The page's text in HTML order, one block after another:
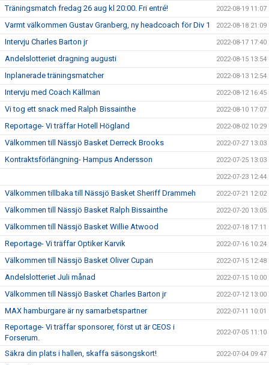
Träningsmatch fredag 26 aug kl 20:00. Fri entré! 2022-08-19 11:07
Varmt välkommen Gustav Granberg, ny headcoach för Div 1 2022-08-18 21:09
Intervju Charles Barton jr 2022-08-17 17:40
Andelslotteriet dragning augusti 2022-08-15 13:54
Inplanerade träningsmatcher 2022-08-13 12:54
Intervju med Coach Källman 2022-08-12 16:45
Vi tog ett snack med Ralph Bissainthe 2022-08-10 17:07
Reportage- Vi träffar Hotell Högland 2022-08-02 10:29
Välkommen till Nässjö Basket Derreck Brooks 2022-07-27 13:03
Kontraktsförlängning- Hampus Andersson 2022-07-25 13:03
2022-07-23 12:44
Välkommen tillbaka till Nässjö Basket Sheriff Drammeh 2022-07-21 12:02
Välkommen till Nässjö Basket Ralph Bissainthe 2022-07-20 13:05
Välkommen till Nässjö Basket Willie Atwood 2022-07-18 17:11
Reportage- Vi träffar Optiker Karvik 2022-07-16 10:24
Välkommen till Nässjö Basket Oliver Cupan 2022-07-15 12:48
Andelslotteriet Juli månad 2022-07-15 10:00
Välkommen till Nässjö Basket Charles Barton jr 2022-07-12 13:00
MAX hamburgare är ny samarbetspartner 2022-07-11 10:01
Reportage- Vi träffar sponsorer, först ut är CEOS i
Forserum.
2022-07-05 11:10
Säkra din plats i hallen, skaffa säsongskort! 2022-07-04 09:47